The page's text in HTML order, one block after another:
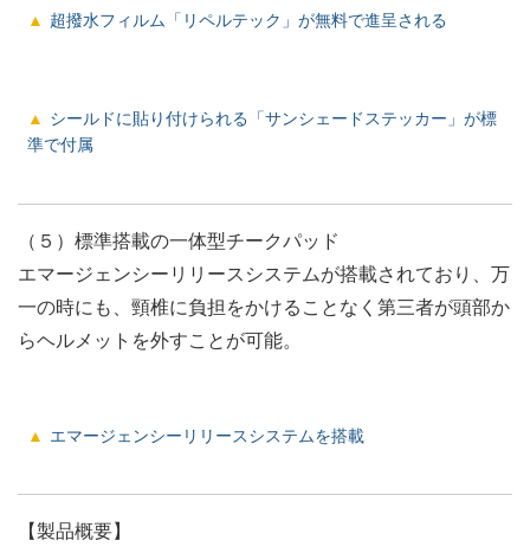
超撥水フィルム「リペルテック」が無料で進呈される
シールドに貼り付けられる「サンシェードステッカー」が標
準で付属
（５）標準搭載の一体型チークパッド
エマージェンシーリリースシステムが搭載されており、万
一の時にも、頸椎に負担をかけることなく第三者が頭部か
らヘルメットを外すことが可能。
エマージェンシーリリースシステムを搭載
【製品概要】